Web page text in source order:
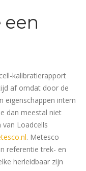
een
kalibratierapport
af omdat door de
eigenschappen intern
dan meestal niet
Loadcells
. Metesco
referentie trek- en
herleidbaar zijn